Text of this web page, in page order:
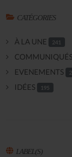
CATÉGORIES
À LA UNE 241
EVENEMENTS
IDÉES 195
LABEL(S)